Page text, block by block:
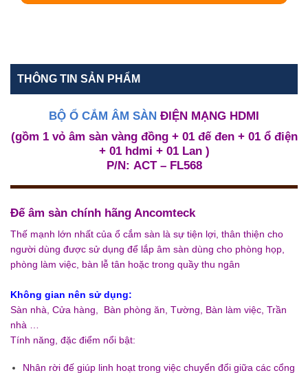
THÔNG TIN SẢN PHẨM
BỘ Ổ CẮM ÂM SÀN ĐIỆN MẠNG HDMI
(gồm 1 vỏ âm sàn vàng đồng + 01 đế đen + 01 ổ điện
+ 01 hdmi + 01 Lan )
P/N: ACT – FL568
Đế âm sàn chính hãng Ancomteck
Thế mạnh lớn nhất của ổ cắm sàn là sự tiện lợi, thân thiện cho
người dùng được sử dụng để lắp âm sàn dùng cho phòng họp,
phòng làm việc, bàn lễ tân hoặc trong quầy thu ngân
Không gian nên sử dụng:
Sàn nhà, Cửa hàng, Bàn phòng ăn, Tường, Bàn làm việc, Trần
nhà …
Tính năng, đặc điểm nổi bật:
Nhân rời đế giúp linh hoạt trong việc chuyển đổi giữa các cổng